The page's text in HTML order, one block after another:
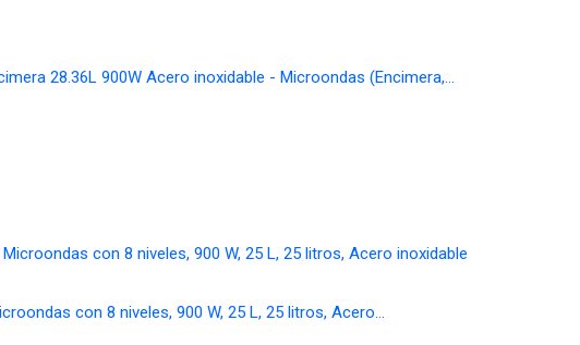
28.36L 900W Acero inoxidable - Microondas (Encimera,…
con 8 niveles, 900 W, 25 L, 25 litros, Acero…